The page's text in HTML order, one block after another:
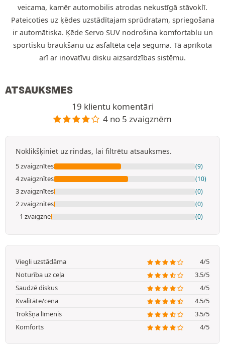
veicama, kamēr automobilis atrodas nekustīgā stāvoklī.
Pateicoties uz ķēdes uzstādītajam sprūdratam, spriegošana
ir automātiska. Ķēde Servo SUV nodrošina komfortablu un
sportisku braukšanu uz asfaltēta ceļa seguma. Tā aprīkota
arī ar inovatīvu disku aizsardzības sistēmu.
ATSAUKSMES
19 klientu komentāri
4 no 5 zvaigznēm
Noklikšķiniet uz rindas, lai filtrētu atsauksmes.
5 zvaigznītes (9)
4 zvaigznītes (10)
3 zvaigznītes (0)
2 zvaigznītes (0)
1 zvaigzne (0)
Viegli uzstādāma
4/5
Noturība uz ceļa
3.5/5
Saudzē diskus
4/5
Kvalitāte/cena
4.5/5
Trokšņa līmenis
3.5/5
Komforts
4/5